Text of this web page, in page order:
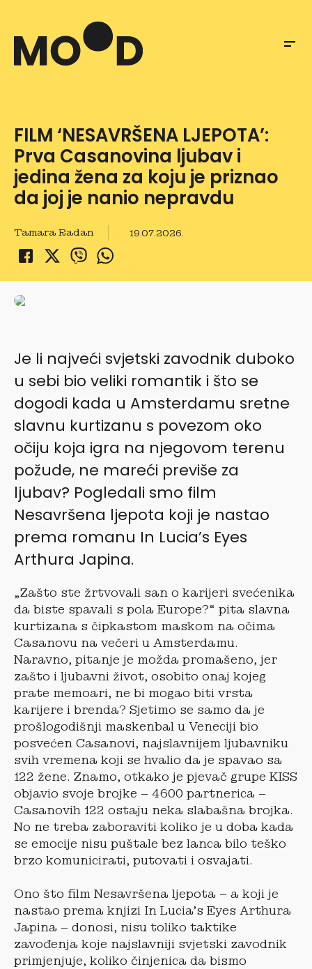
FILM ‘NESAVRŠENA LJEPOTA’:
Prva Casanovina ljubav i
jedina žena za koju je priznao
da joj je nanio nepravdu
Tamara Radan 19.07.2026.
Je li najveći svjetski zavodnik duboko
u sebi bio veliki romantik i što se
dogodi kada u Amsterdamu sretne
slavnu kurtizanu s povezom oko
očiju koja igra na njegovom terenu
požude, ne mareći previše za
ljubav? Pogledali smo film
Nesavršena ljepota koji je nastao
prema romanu In Lucia’s Eyes
Arthura Japina.
„Zašto ste žrtvovali san o karijeri svećenika
da biste spavali s pola Europe?“ pita slavna
kurtizana s čipkastom maskom na očima
Casanovu na večeri u Amsterdamu.
Naravno, pitanje je možda promašeno, jer
zašto i ljubavni život, osobito onaj kojeg
prate memoari, ne bi mogao biti vrsta
karijere i brenda? Sjetimo se samo da je
prošlogodišnji maskenbal u Veneciji bio
posvećen Casanovi, najslavnijem ljubavniku
svih vremena koji se hvalio da je spavao sa
122 žene. Znamo, otkako je pjevač grupe KISS
objavio svoje brojke – 4600 partnerica –
Casanovih 122 ostaju neka slabašna brojka.
No ne treba zaboraviti koliko je u doba kada
se emocije nisu puštale bez lanca bilo teško
brzo komunicirati, putovati i osvajati.
Ono što film Nesavršena ljepota – a koji je
nastao prema knjizi In Lucia’s Eyes Arthura
Japina – donosi, nisu toliko taktike
zavođenja koje najslavniji svjetski zavodnik
primjenjuje, koliko činjenica da bismo